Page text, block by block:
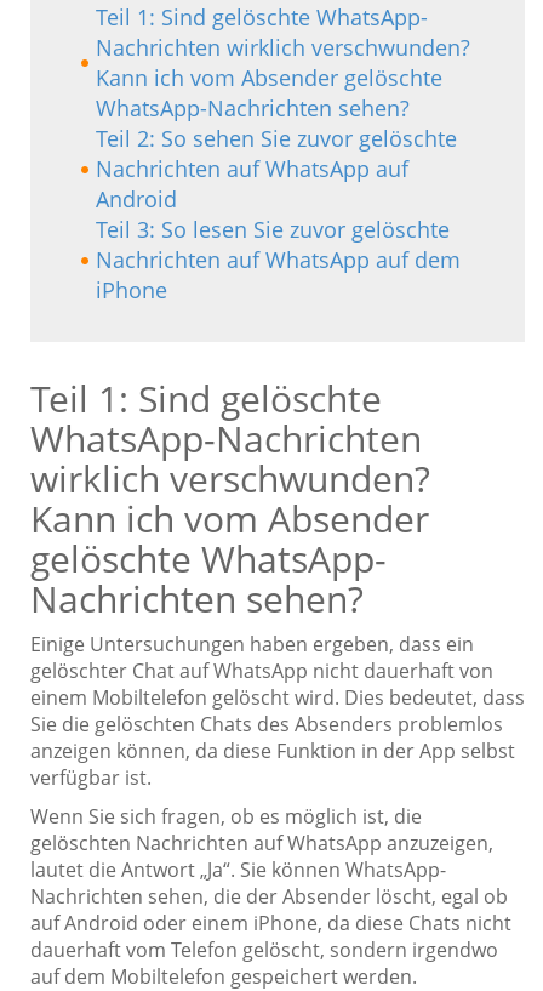
Teil 1: Sind gelöschte WhatsApp-
Nachrichten wirklich verschwunden?
Kann ich vom Absender gelöschte
WhatsApp-Nachrichten sehen?
Teil 2: So sehen Sie zuvor gelöschte
Nachrichten auf WhatsApp auf
Android
Teil 3: So lesen Sie zuvor gelöschte
Nachrichten auf WhatsApp auf dem
iPhone
Teil 1: Sind gelöschte
WhatsApp-Nachrichten
wirklich verschwunden?
Kann ich vom Absender
gelöschte WhatsApp-
Nachrichten sehen?
Einige Untersuchungen haben ergeben, dass ein
gelöschter Chat auf WhatsApp nicht dauerhaft von
einem Mobiltelefon gelöscht wird. Dies bedeutet, dass
Sie die gelöschten Chats des Absenders problemlos
anzeigen können, da diese Funktion in der App selbst
verfügbar ist.
Wenn Sie sich fragen, ob es möglich ist, die
gelöschten Nachrichten auf WhatsApp anzuzeigen,
lautet die Antwort „Ja“. Sie können WhatsApp-
Nachrichten sehen, die der Absender löscht, egal ob
auf Android oder einem iPhone, da diese Chats nicht
dauerhaft vom Telefon gelöscht, sondern irgendwo
auf dem Mobiltelefon gespeichert werden.